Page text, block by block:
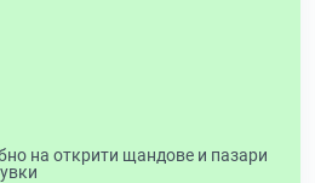
на открити щандове и пазари